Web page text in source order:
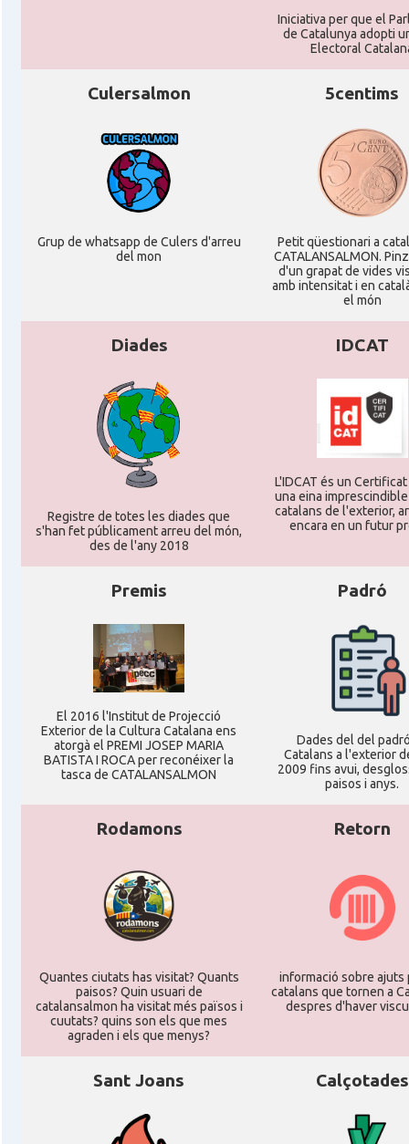
Consolat general a Pau
Consolat Consolat general a Perpinyà
Consolat Consolat general a Strasbourg
Consolat general a Toulouse
Ambaixada Ambaixada espanyola a França
* + ambaixades i consolats
Iniciativa per que el
de Catalunya adopti
Electoral
Culersalmon
Grup de whatsapp de Culers d'arreu
del mon
5centims
Petit qüestionari a
CATALANSALMON.
d'un grapat de vides
amb intensitat i en
el món
Diades
Registre de totes les diades que
s'han fet públicament arreu del món,
des de l'any 2018
IDCAT
L'IDCAT és un
una eina
catalans de l'exterior,
encara en un futur
Premis
El 2016 l'Institut de Projecció
Exterior de la Cultura Catalana ens
atorgà el PREMI JOSEP MARIA
BATISTA I ROCA per reconéixer la
tasca de CATALANSALMON
Padró
Dades del del
Catalans a l'exterior
2009 fins avui,
paisos i anys.
Rodamons
Quantes ciutats has visitat? Quants
paisos? Quin usuari de
catalansalmon ha visitat més països i
cuutats? quins son els que mes
agraden i els que menys?
Retorn
informació sobre ajuts
catalans que tornen a
despres d'haver
Sant Joans Calçotades